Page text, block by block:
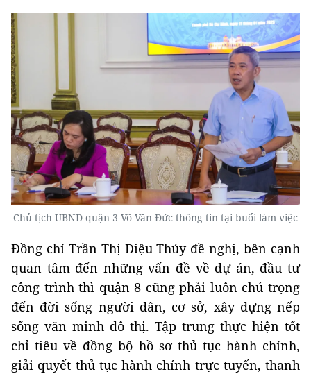
Chủ tịch UBND quận 3 Võ Văn Đức thông tin tại buổi làm việc
Đồng chí Trần Thị Diệu Thúy đề nghị, bên cạnh
quan tâm đến những vấn đề về dự án, đầu tư
công trình thì quận 8 cũng phải luôn chú trọng
đến đời sống người dân, cơ sở, xây dựng nếp
sống văn minh đô thị. Tập trung thực hiện tốt
chỉ tiêu về đồng bộ hồ sơ thủ tục hành chính,
giải quyết thủ tục hành chính trực tuyến, thanh